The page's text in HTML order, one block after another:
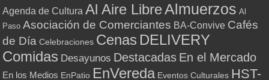
Agenda de Cultura Al Aire LibreAlmuerzos Al
Paso Asociación de Comerciantes BA-Convive Cafés
de Día Celebraciones Cenas DELIVERY
Comidas Desayunos Destacadas En el Mercado
En los Medios EnPatio EnVereda Eventos Culturales HST-